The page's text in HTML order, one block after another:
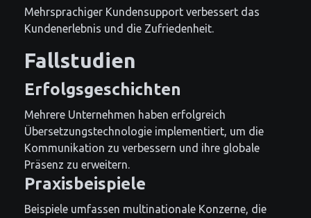
Mehrsprachiger Kundensupport verbessert das
Kundenerlebnis und die Zufriedenheit.
Fallstudien
Erfolgsgeschichten
Mehrere Unternehmen haben erfolgreich
Übersetzungstechnologie implementiert, um die
Kommunikation zu verbessern und ihre globale
Präsenz zu erweitern.
Praxisbeispiele
Beispiele umfassen multinationale Konzerne, die